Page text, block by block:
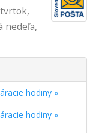
nedeľa,
hodiny »
hodiny »